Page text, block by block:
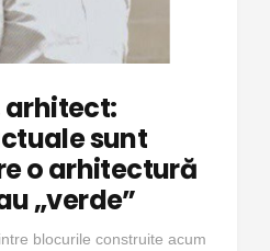
arhitect:
sunt
o arhitectură
„verde”
blocurile construite acum